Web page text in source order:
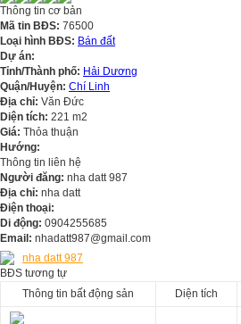
Thông tin cơ bản
Mã tin BĐS: 76500
Loại hình BĐS: Bán đất
Dự án:
Tỉnh/Thành phố: Hải Dương
Quận/Huyện: Chí Linh
Địa chỉ: Văn Đức
Diện tích: 221 m2
Giá: Thỏa thuận
Hướng:
Thông tin liên hệ
Người đăng: nha datt 987
Địa chỉ: nha datt
Điện thoại:
Di động: 0904255685
Email: nhadatt987@gmail.com
nha datt 987
BĐS tương tự
Thông tin bất động sản
Diện tích